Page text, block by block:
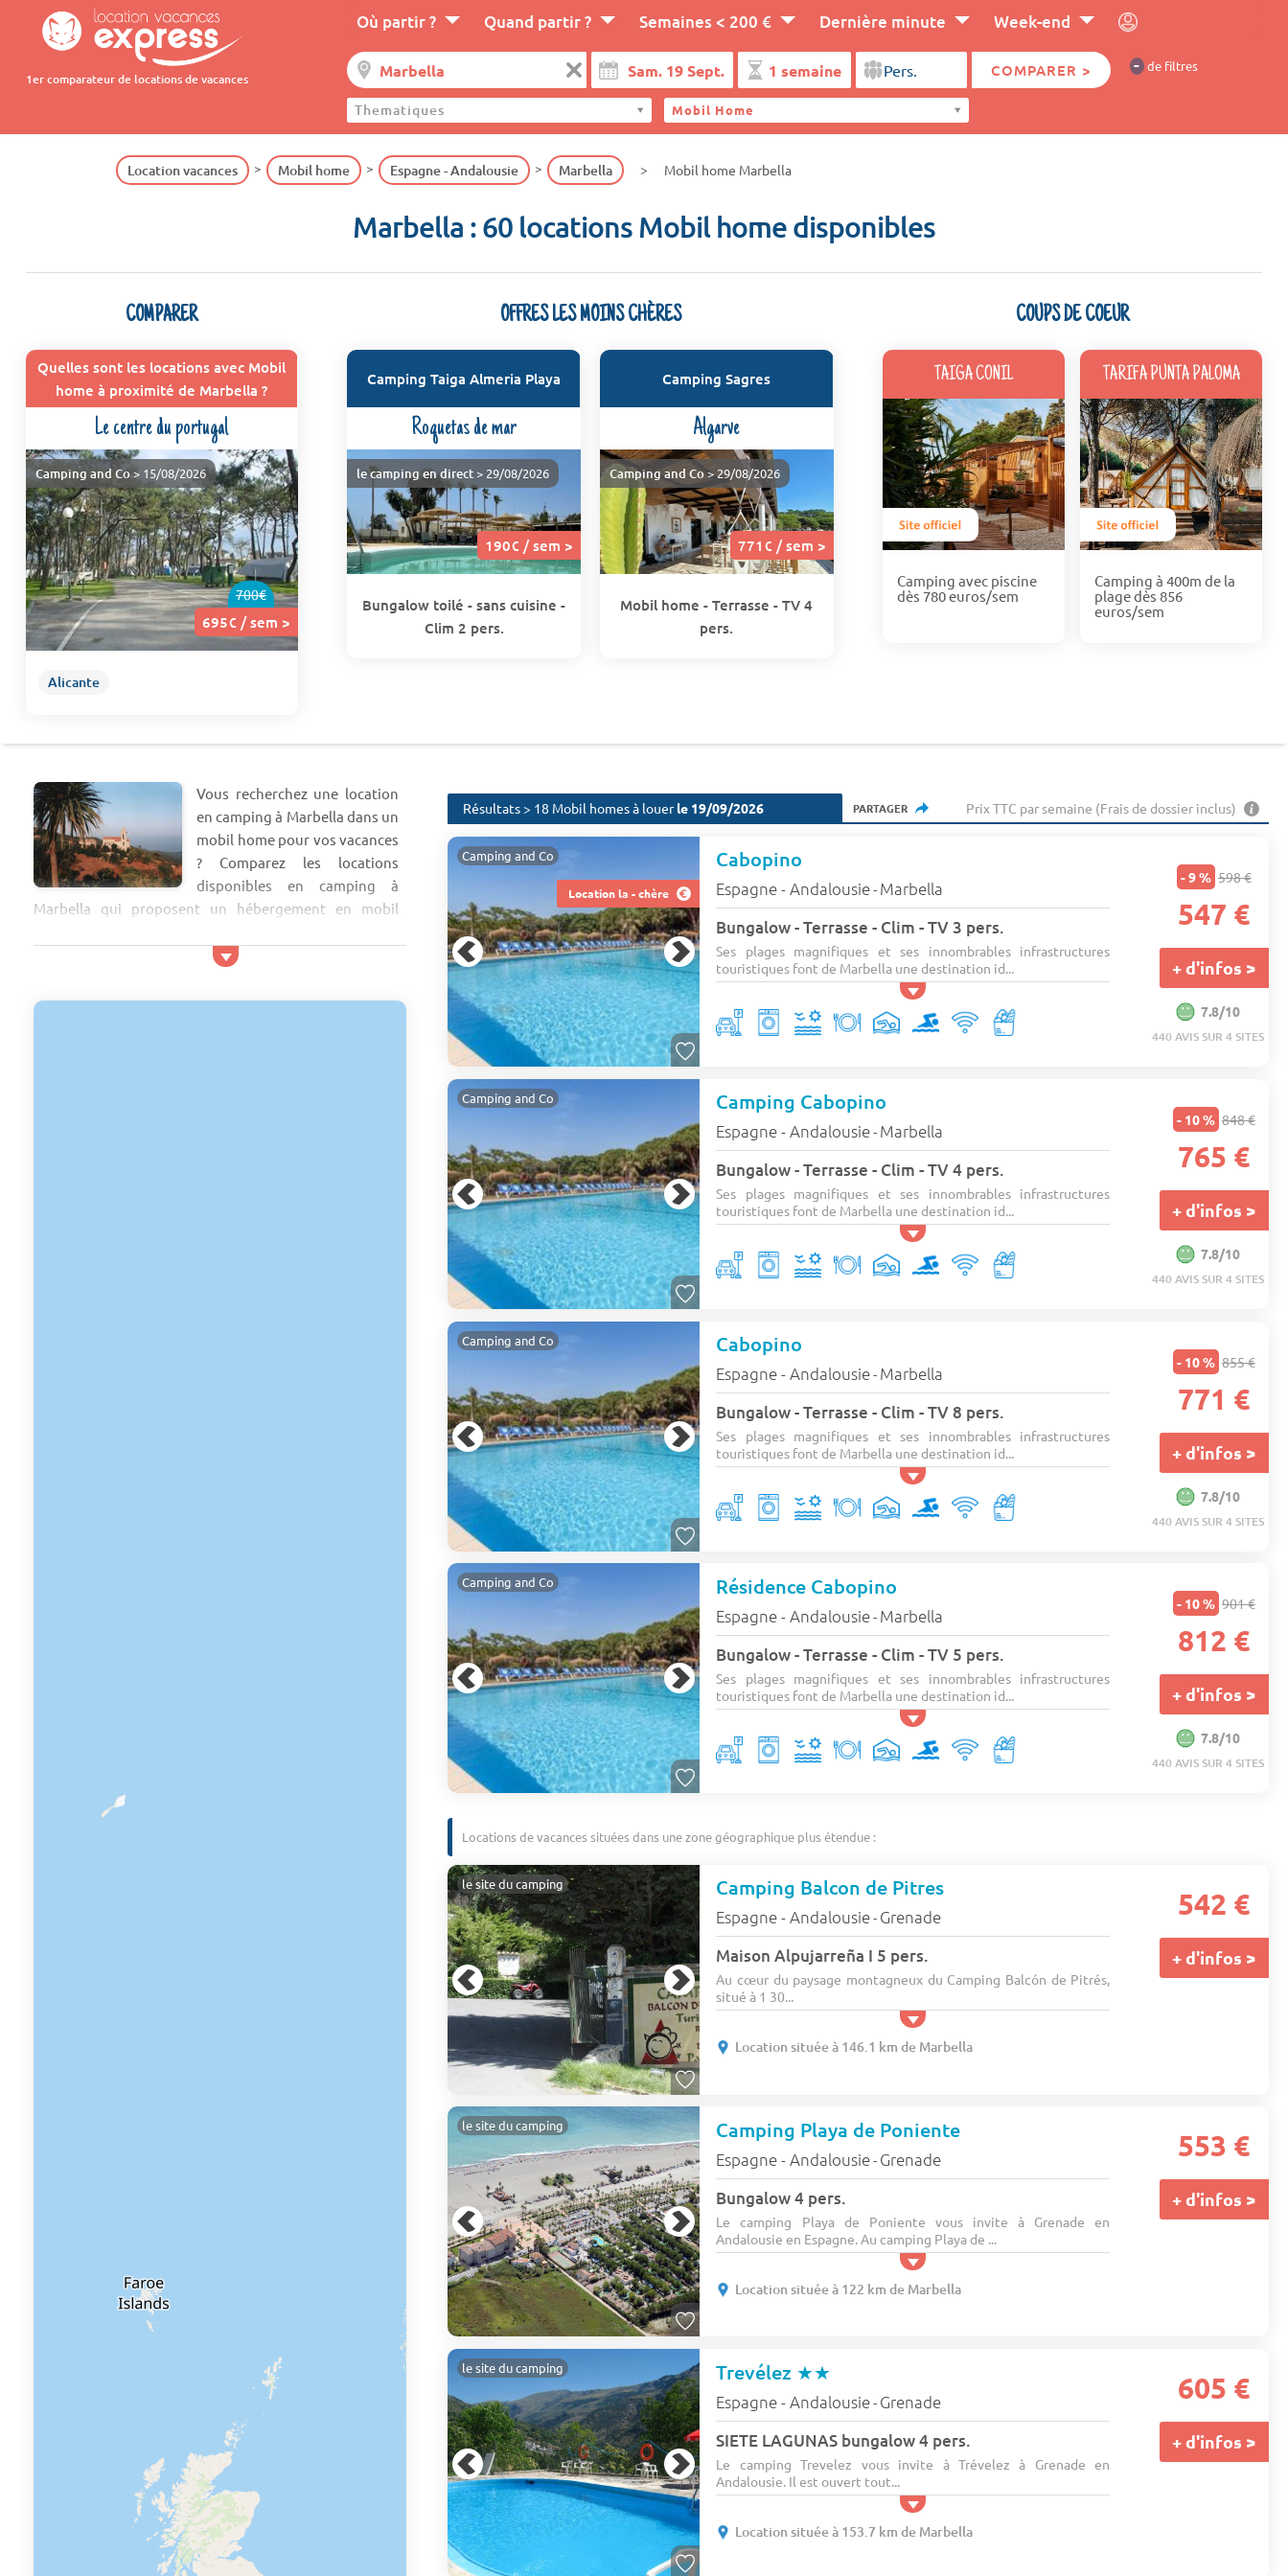
1er comparateur de locations de vacances
Où partir ? Quand partir ? Semaines < 200 € Dernière minute Week-end
COMPARER > - de filtres
Thematiques Mobil Home
Location vacances Mobil home Espagne - Andalousie Marbella Mobil home Marbella
Marbella : 60 locations Mobil home disponibles
COMPARER
Quelles sont les locations avec Mobil
home à proximité de Marbella ?
Le centre du portugal
700€
695€ / sem >
Camping and Co> 15/08/2026
Alicante
OFFRES LES MOINS CHÈRES
Camping Taiga Almeria Playa
Roquetas de mar
190€ / sem >
le camping en direct > 29/08/2026
Bungalow toilé - sans cuisine -
Clim 2 pers.
Camping Sagres
Algarve
771€ / sem >
Camping and Co> 29/08/2026
Mobil home - Terrasse - TV 4
pers.
COUPS DE COEUR
TAIGA CONIL
Camping avec piscine
dès 780 euros/sem
TARIFA PUNTA PALOMA
Camping à 400m de la
plage dès 856
euros/sem
Vous recherchez une location
en camping à Marbella dans un
mobil home pour vos vacances
? Comparez les locations
disponibles en camping à
Marbella qui proposent un hébergement en mobil
Marbella au prix le plus avantageux.
En Andalousie, louez un mobil home pour vos vacances
Résultats > 18 Mobil homes à louerle 19/09/2026 PARTAGER Prix TTC par semaine (Frais de dossier inclus)
Location la - chère
Camping and Co Cabopino
Espagne - Andalousie- Marbella
Bungalow - Terrasse - Clim - TV 3 pers.
Ses plages magnifiques et ses innombrables infrastructures
touristiques font de Marbella une destination id...
- 9 % 598 €
547 €
+ d'infos >
7.8/10
440 AVIS SUR 4 SITES
Camping and Co Camping Cabopino
Espagne - Andalousie- Marbella
Bungalow - Terrasse - Clim - TV 4 pers.
Ses plages magnifiques et ses innombrables infrastructures
touristiques font de Marbella une destination id...
- 10 % 848 €
765 €
+ d'infos >
7.8/10
440 AVIS SUR 4 SITES
Camping and Co Cabopino
Espagne - Andalousie- Marbella
Bungalow - Terrasse - Clim - TV 8 pers.
Ses plages magnifiques et ses innombrables infrastructures
touristiques font de Marbella une destination id...
- 10 % 855 €
771 €
+ d'infos >
7.8/10
440 AVIS SUR 4 SITES
Camping and Co Résidence Cabopino
Espagne - Andalousie- Marbella
Bungalow - Terrasse - Clim - TV 5 pers.
Ses plages magnifiques et ses innombrables infrastructures
touristiques font de Marbella une destination id...
- 10 % 901 €
812 €
+ d'infos >
7.8/10
440 AVIS SUR 4 SITES
Locations de vacances situées dans une zone géographique plus étendue :
le site du camping Camping Balcon de Pitres
Espagne - Andalousie- Grenade
Maison Alpujarreña I 5 pers.
Au cœur du paysage montagneux du Camping Balcón de Pitrés,
situé à 1 30...
Location située à 146.1 km de Marbella
542 €
+ d'infos >
le site du camping Camping Playa de Poniente
Espagne - Andalousie- Grenade
Bungalow 4 pers.
Le camping Playa de Poniente vous invite à Grenade en
Andalousie en Espagne. Au camping Playa de ...
Location située à 122 km de Marbella
553 €
+ d'infos >
le site du camping Trevélez ★★
Espagne - Andalousie- Grenade
SIETE LAGUNAS bungalow 4 pers.
Le camping Trevelez vous invite à Trévelez à Grenade en
Andalousie. Il est ouvert tout...
Location située à 153.7 km de Marbella
605 €
+ d'infos >